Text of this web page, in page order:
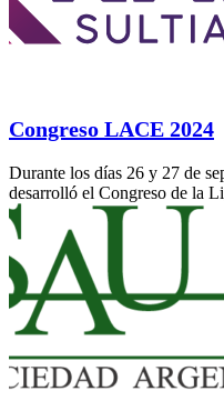
Congreso LACE 2024
Durante los días 26 y 27 de
desarrolló el Congreso de la